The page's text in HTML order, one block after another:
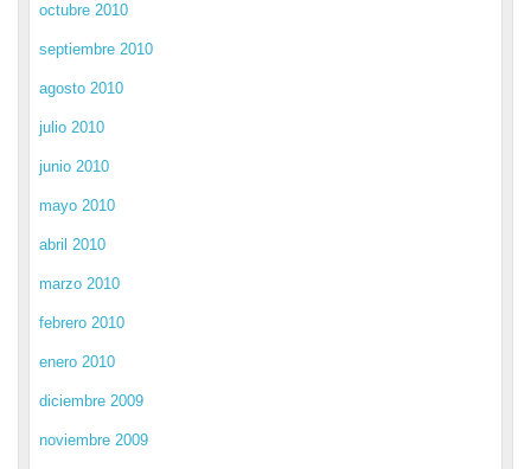
octubre 2010
septiembre 2010
agosto 2010
julio 2010
junio 2010
mayo 2010
abril 2010
marzo 2010
febrero 2010
enero 2010
diciembre 2009
noviembre 2009